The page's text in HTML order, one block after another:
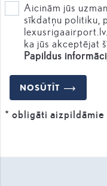
Aicinām jūs
sīkdatņu politiku,
ka jūs akceptējat
Papildus
NOSŪTĪT
* obligāti aizpildāmie